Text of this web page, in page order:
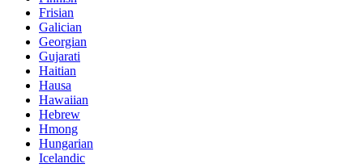
Frisian
Galician
Georgian
Gujarati
Haitian
Hausa
Hawaiian
Hebrew
Hmong
Hungarian
Icelandic